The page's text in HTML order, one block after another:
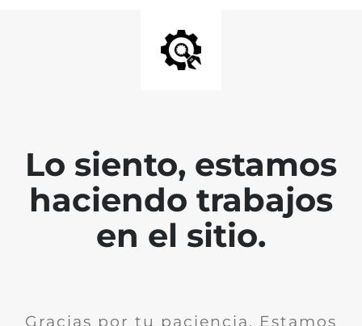
Lo siento, estamos
haciendo trabajos
en el sitio.
Gracias por tu paciencia. Estamos